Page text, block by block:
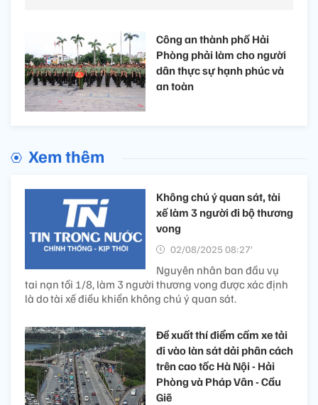
Công an thành phố Hải
Phòng phải làm cho người
dân thực sự hạnh phúc và
an toàn
Xem thêm
Không chú ý quan sát, tài
xế làm 3 người đi bộ thương
vong
02/08/2025 08:27’
Nguyên nhân ban đầu vụ
tai nạn tối 1/8, làm 3 người thương vong được xác định
là do tài xế điều khiển không chú ý quan sát.
Đề xuất thí điểm cấm xe tải
đi vào làn sát dải phân cách
trên cao tốc Hà Nội - Hải
Phòng và Pháp Vân - Cầu
Giẽ